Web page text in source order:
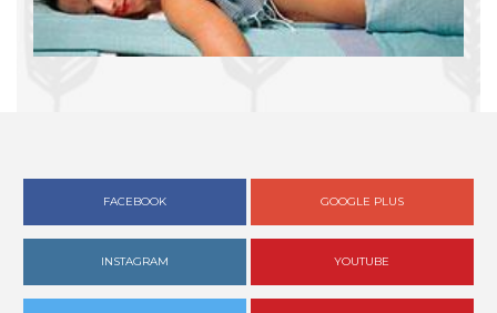
FACEBOOK GOOGLE PLUS
INSTAGRAM YOUTUBE